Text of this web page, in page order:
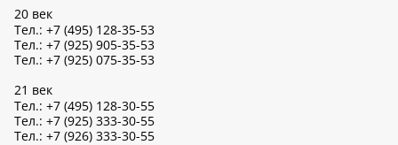
20 век
Тел.: +7 (495) 128-35-53
Тел.: +7 (925) 905-35-53
Тел.: +7 (925) 075-35-53
21 век
Тел.: +7 (495) 128-30-55
Тел.: +7 (925) 333-30-55
Тел.: +7 (926) 333-30-55